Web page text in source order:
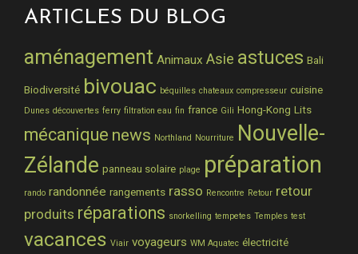
ARTICLES DU BLOG
aménagement Animaux Asie astuces Bali
Biodiversité bivouac béquilles chateaux compresseur cuisine
Dunes découvertes ferry filtration eau fin france Gili Hong-Kong Lits
mécanique news Northland Nourriture Nouvelle-
Zélande panneau solaire plage préparation
rando randonnée rangements rasso Rencontre Retour retour
produits réparations snorkelling tempetes Temples test
vacances Viair voyageurs WM Aquatec électricité